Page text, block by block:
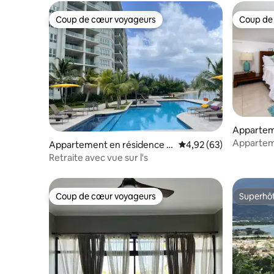
Coup de cœur voyageurs
Coup de cœur voyageurs
Appartement en résidence ⋅
Montego Bay
Évaluation moyenne
4,92 (63)
Retraite avec vue sur l's
Coup
Coup
Montego
Coup de cœur voyageurs
Coup de cœur voyageurs